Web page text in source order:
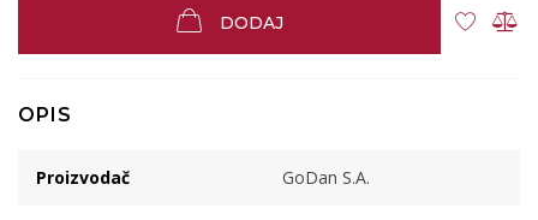
DODAJ
OPIS
Proizvodač GoDan S.A.